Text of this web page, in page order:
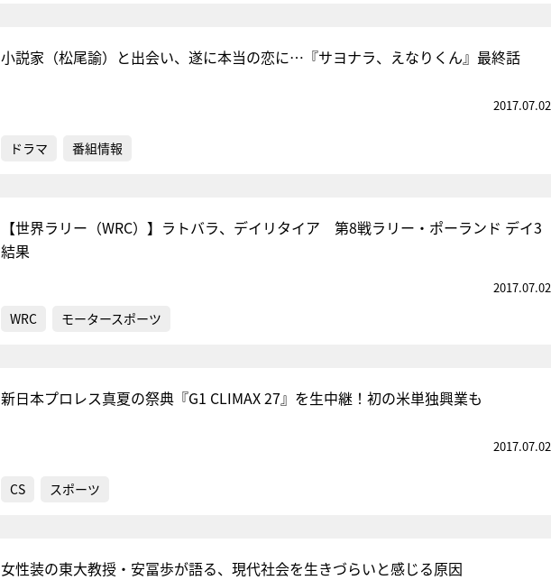
小説家（松尾諭）と出会い、遂に本当の恋に…『サヨナラ、えなりくん』最終話
2017.07.02
ドラマ 番組情報
【世界ラリー（WRC）】ラトバラ、デイリタイア 第8戦ラリー・ポーランド デイ3
結果
2017.07.02
WRC モータースポーツ
新日本プロレス真夏の祭典『G1 CLIMAX 27』を生中継！初の米単独興業も
2017.07.02
CS スポーツ
女性装の東大教授・安冨歩が語る、現代社会を生きづらいと感じる原因